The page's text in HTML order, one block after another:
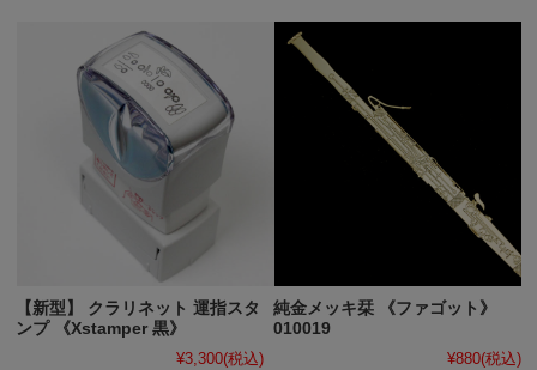
【新型】 クラリネット 運指スタ
ンプ 《Xstamper 黒》
¥3,300(税込)
純金メッキ栞 《ファゴット》
010019
¥880(税込)